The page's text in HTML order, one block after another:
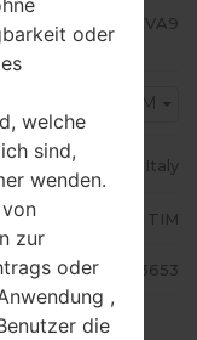
N986BXXU3EVA9
TIM
Italy
TIM
oder
welche
sind,
wenden.
zur
oder
,
die